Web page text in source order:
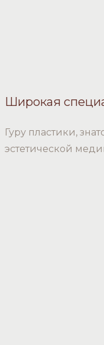
Широкая
Гуру пластики,
эстетической